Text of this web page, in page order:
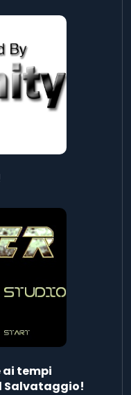
ai tempi
Salvataggio!